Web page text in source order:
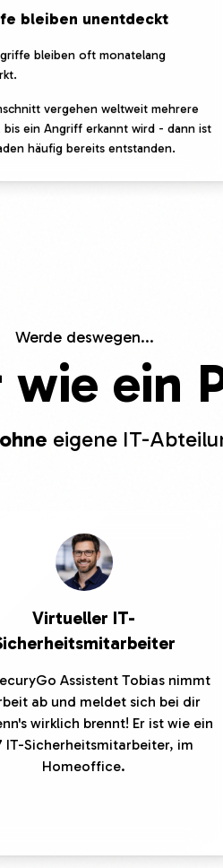
bleiben unentdeckt
bleiben oft monatelang
vergehen weltweit mehrere
bis ein Angriff erkannt wird - dann ist
häufig bereits entstanden.
Werde deswegen...
wie ein
ohne eigene IT-
Virtueller IT-
Assistent Tobias nimmt
ab und meldet sich bei dir
wirklich brennt! Er ist wie ein
IT-Sicherheitsmitarbeiter, im
Homeoffice.